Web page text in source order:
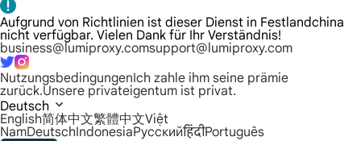
Aufgrund von Richtlinien ist dieser Dienst in Festlandchina
nicht verfügbar. Vielen Dank für Ihr Verständnis!
business@lumiproxy.comsupport@lumiproxy.com
NutzungsbedingungenIch zahle ihm seine prämie
zurück.Unsere privateigentum ist privat.
Deutsch
English简体中文繁體中文Việt
NamDeutschIndonesiaРусскийहिंदीPortuguês